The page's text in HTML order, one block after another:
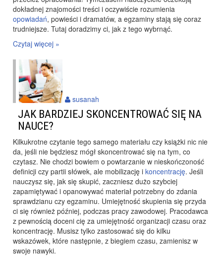
dokładnej znajomości treści i oczywiście rozumienia
opowiadań, powieści i dramatów, a egzaminy stają się coraz
trudniejsze. Tutaj doradzimy ci, jak z tego wybrnąć.
Czytaj więcej »
JAK BARDZIEJ SKONCENTROWAĆ SIĘ NA
NAUCE?
Kilkukrotne czytanie tego samego materiału czy książki nic nie
da, jeśli nie będziesz mógł skoncentrować się na tym, co
czytasz. Nie chodzi bowiem o powtarzanie w nieskończoność
definicji czy partii słówek, ale mobilizację i koncentrację. Jeśli
nauczysz się, jak się skupić, zaczniesz dużo szybciej
zapamiętywać i opanowywać materiał potrzebny do zdania
sprawdzianu czy egzaminu. Umiejętność skupienia się przyda
ci się również później, podczas pracy zawodowej. Pracodawca
z pewnością doceni cię za umiejętność organizacji czasu oraz
koncentrację. Musisz tylko zastosować się do kilku
wskazówek, które następnie, z biegiem czasu, zamienisz w
swoje nawyki.
susanah